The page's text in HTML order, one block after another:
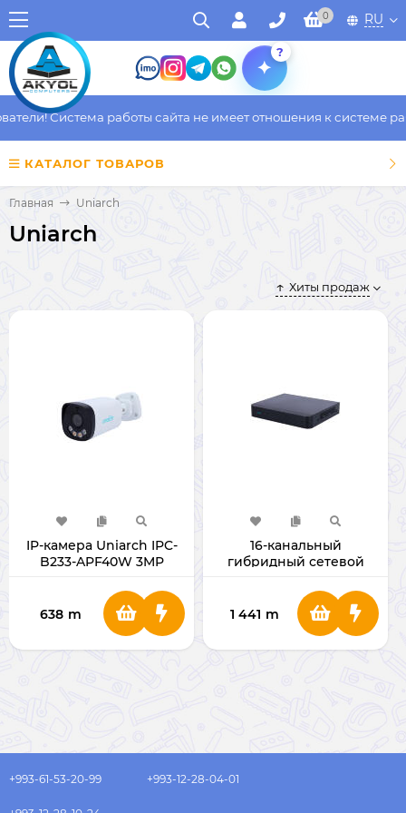
0 RU
?
Система работы сайта не имеет отношения к системе
КАТАЛОГ ТОВАРОВ
Главная Uniarch
Uniarch
Хиты продаж
IP-камера Uniarch IPC-
B233-APF40W 3MP
638 m
16-канальный
гибридный сетевой
Uniarch XVR-116G3
1 441 m
+993-61-53-20-99 +993-12-28-04-01